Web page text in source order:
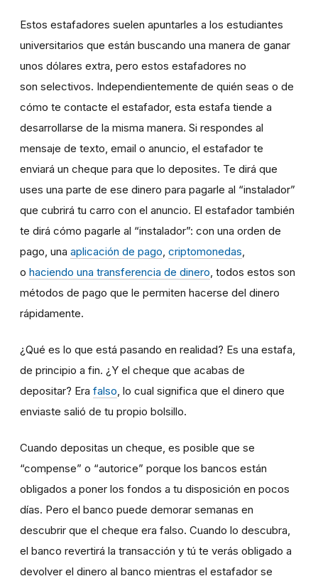
Estos estafadores suelen apuntarles a los estudiantes
universitarios que están buscando una manera de ganar
unos dólares extra, pero estos estafadores no
son selectivos. Independientemente de quién seas o de
cómo te contacte el estafador, esta estafa tiende a
desarrollarse de la misma manera. Si respondes al
mensaje de texto, email o anuncio, el estafador te
enviará un cheque para que lo deposites. Te dirá que
uses una parte de ese dinero para pagarle al “instalador”
que cubrirá tu carro con el anuncio. El estafador también
te dirá cómo pagarle al “instalador”: con una orden de
pago, una aplicación de pago, criptomonedas,
o haciendo una transferencia de dinero, todos estos son
métodos de pago que le permiten hacerse del dinero
rápidamente.
¿Qué es lo que está pasando en realidad? Es una estafa,
de principio a fin. ¿Y el cheque que acabas de
depositar? Era falso, lo cual significa que el dinero que
enviaste salió de tu propio bolsillo.
Cuando depositas un cheque, es posible que se
“compense” o “autorice” porque los bancos están
obligados a poner los fondos a tu disposición en pocos
días. Pero el banco puede demorar semanas en
descubrir que el cheque era falso. Cuando lo descubra,
el banco revertirá la transacción y tú te verás obligado a
devolver el dinero al banco mientras el estafador se